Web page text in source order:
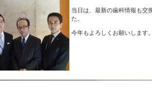
当日は、最新の歯科情報も交
た。
今年もよろしくお願いします